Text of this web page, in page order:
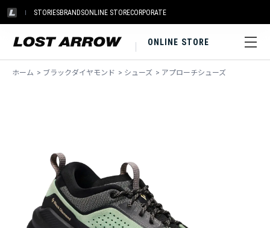
STORIESBRANDSONLINE STORECORPORATE
ONLINE STORE
ホーム > ブラックダイヤモンド > シューズ > アプローチシューズ